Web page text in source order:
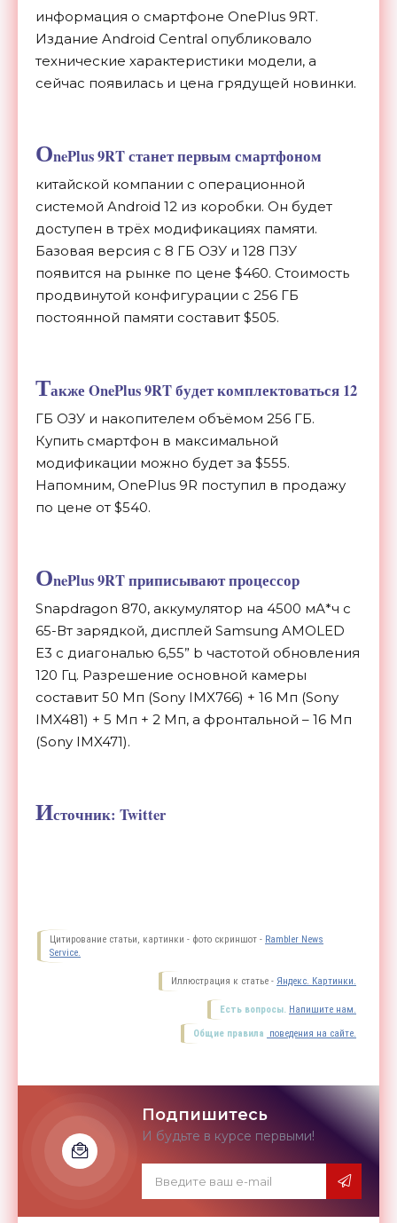
информация о смартфоне OnePlus 9RT.
Издание Android Central опубликовало
технические характеристики модели, а
сейчас появилась и цена грядущей новинки.
OnePlus 9RT станет первым смартфоном
китайской компании с операционной
системой Android 12 из коробки. Он будет
доступен в трёх модификациях памяти.
Базовая версия с 8 ГБ ОЗУ и 128 ПЗУ
появится на рынке по цене $460. Стоимость
продвинутой конфигурации с 256 ГБ
постоянной памяти составит $505.
Также OnePlus 9RT будет комплектоваться 12
ГБ ОЗУ и накопителем объёмом 256 ГБ.
Купить смартфон в максимальной
модификации можно будет за $555.
Напомним, OnePlus 9R поступил в продажу
по цене от $540.
OnePlus 9RT приписывают процессор
Snapdragon 870, аккумулятор на 4500 мА*ч с
65-Вт зарядкой, дисплей Samsung AMOLED
E3 c диагональю 6,55” b частотой обновления
120 Гц. Разрешение основной камеры
составит 50 Мп (Sony IMX766) + 16 Мп (Sony
IMX481) + 5 Мп + 2 Мп, а фронтальной – 16 Мп
(Sony IMX471).
Источник: Twitter
Цитирование статьи, картинки - фото скриншот - Rambler News
Service.
Иллюстрация к статье - Яндекс. Картинки.
Есть вопросы. Напишите нам.
Общие правила поведения на сайте.
Подпишитесь
И будьте в курсе первыми!